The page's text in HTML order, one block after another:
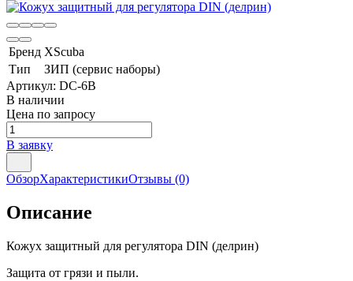
Бренд XScuba
Тип
ЗИП (сервис наборы)
Артикул: DC-6B
В наличии
Цена по запросу
В заявку
ОбзорХарактеристикиОтзывы (0)
Описание
Кожух защитный для регулятора DIN (делрин)
Защита от грязи и пыли.